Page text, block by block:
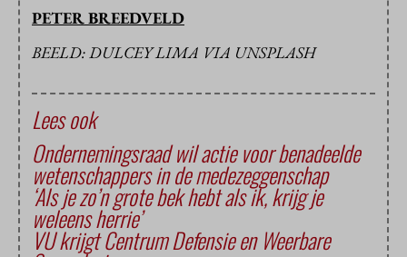
PETER BREEDVELD
BEELD: DULCEY LIMA VIA UNSPLASH
Lees ook
Ondernemingsraad wil actie voor benadeelde
wetenschappers in de medezeggenschap
‘Als je zo’n grote bek hebt als ik, krijg je
weleens herrie’
VU krijgt Centrum Defensie en Weerbare